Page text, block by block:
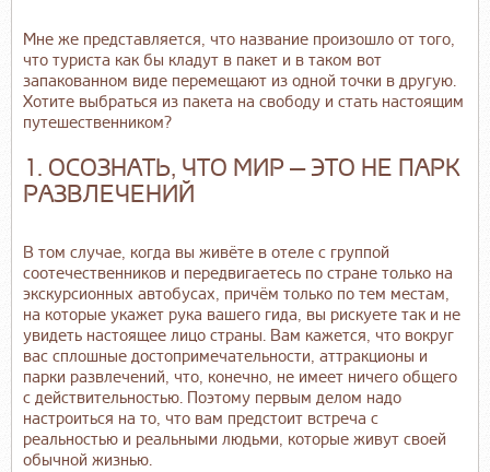
Мне же представляется, что название произошло от того,
что туриста как бы кладут в пакет и в таком вот
запакованном виде перемещают из одной точки в другую.
Хотите выбраться из пакета на свободу и стать настоящим
путешественником?
1. ОСОЗНАТЬ, ЧТО МИР — ЭТО НЕ ПАРК
РАЗВЛЕЧЕНИЙ
В том случае, когда вы живёте в отеле с группой
соотечественников и передвигаетесь по стране только на
экскурсионных автобусах, причём только по тем местам,
на которые укажет рука вашего гида, вы рискуете так и не
увидеть настоящее лицо страны. Вам кажется, что вокруг
вас сплошные достопримечательности, аттракционы и
парки развлечений, что, конечно, не имеет ничего общего
с действительностью. Поэтому первым делом надо
настроиться на то, что вам предстоит встреча с
реальностью и реальными людьми, которые живут своей
обычной жизнью.